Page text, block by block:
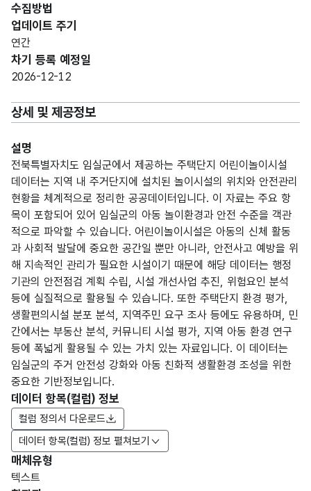
수집방법
업데이트 주기
연간
차기 등록 예정일
2026-12-12
상세 및 제공정보
설명
전북특별자치도 임실군에서 제공하는 주택단지 어린이놀이시설
데이터는 지역 내 주거단지에 설치된 놀이시설의 위치와 안전관리
현황을 체계적으로 정리한 공공데이터입니다. 이 자료는 주요 항
목이 포함되어 있어 임실군의 아동 놀이환경과 안전 수준을 객관
적으로 파악할 수 있습니다. 어린이놀이시설은 아동의 신체 활동
과 사회적 발달에 중요한 공간일 뿐만 아니라, 안전사고 예방을 위
해 지속적인 관리가 필요한 시설이기 때문에 해당 데이터는 행정
기관의 안전점검 계획 수립, 시설 개선사업 추진, 위험요인 분석
등에 실질적으로 활용될 수 있습니다. 또한 주택단지 환경 평가,
생활편의시설 분포 분석, 지역주민 요구 조사 등에도 유용하며, 민
간에서는 부동산 분석, 커뮤니티 시설 평가, 지역 아동 환경 연구
등에 폭넓게 활용될 수 있는 가치 있는 자료입니다. 이 데이터는
임실군의 주거 안전성 강화와 아동 친화적 생활환경 조성을 위한
중요한 기반정보입니다.
데이터 항목(컬럼) 정보
데이터 항목(컬럼) 정보 펼쳐보기
컬럼 정의서 다운로드
항목
매체유형
텍스트